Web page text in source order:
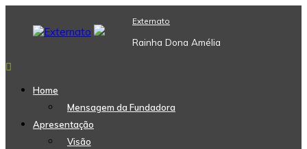
content
Externato
Rainha Dona Amélia
Home
Mensagem da Fundadora
Apresentação
Visão